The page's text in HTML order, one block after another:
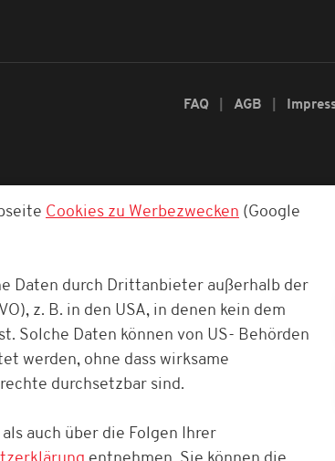
FAQ AGB
Cookies zu Werbezwecken (Google
Daten durch Drittanbieter außerhalb der
z. B. in den USA, in denen kein dem
Solche Daten können von US- Behörden
werden, ohne dass wirksame
durchsetzbar sind.
auch über die Folgen Ihrer